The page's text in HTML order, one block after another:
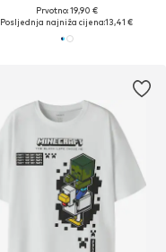
Prvotno: 19,90 €
Posljednja najniža cijena:13,41 €